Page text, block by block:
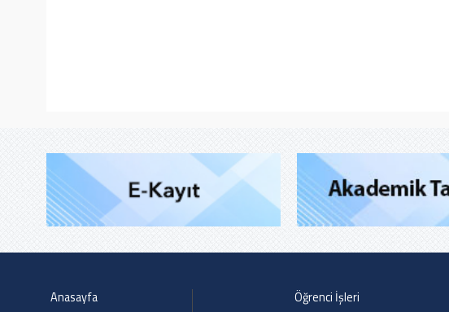
Anasayfa
Öğrenci İşleri